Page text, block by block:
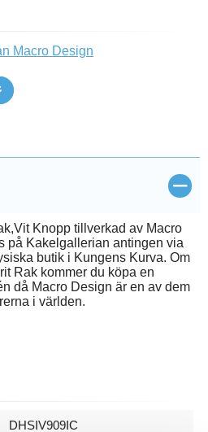
Macro Design
Stäng
Knopp tillverkad av Macro
på Kakelgallerian antingen via
butik i Kungens Kurva. Om
Rak kommer du köpa en
då Macro Design är en av dem
i världen.
DHSIV909IC